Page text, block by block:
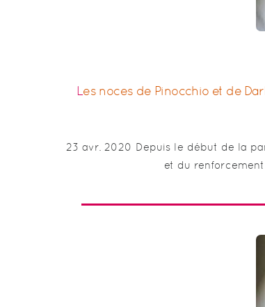
Les noces de Pinocchio et de Dark Vador: la réforme du financement de la psy. Mathieu Bellahsen.
23 avr. 2020 Depuis le début de la
et du